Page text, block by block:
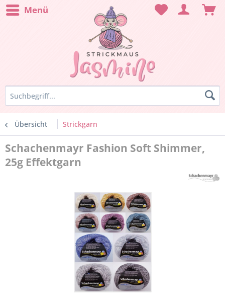
Menü
Übersicht Strickgarn
Schachenmayr Fashion Soft Shimmer,
25g Effektgarn